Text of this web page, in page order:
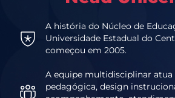
A história do Núcleo de
Universidade Estadual do
começou em 2005.
A equipe multidisciplinar atua
pedagógica, design